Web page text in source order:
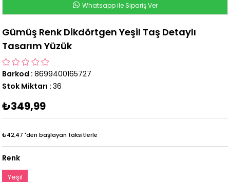
Whatsapp ile Sipariş Ver
Gümüş Renk Dikdörtgen Yeşil Taş Detaylı
Tasarım Yüzük
Barkod : 8699400165727
Stok Miktarı : 36
₺349,99
₺42,47 'den başlayan taksitlerle
Renk
Yeşil